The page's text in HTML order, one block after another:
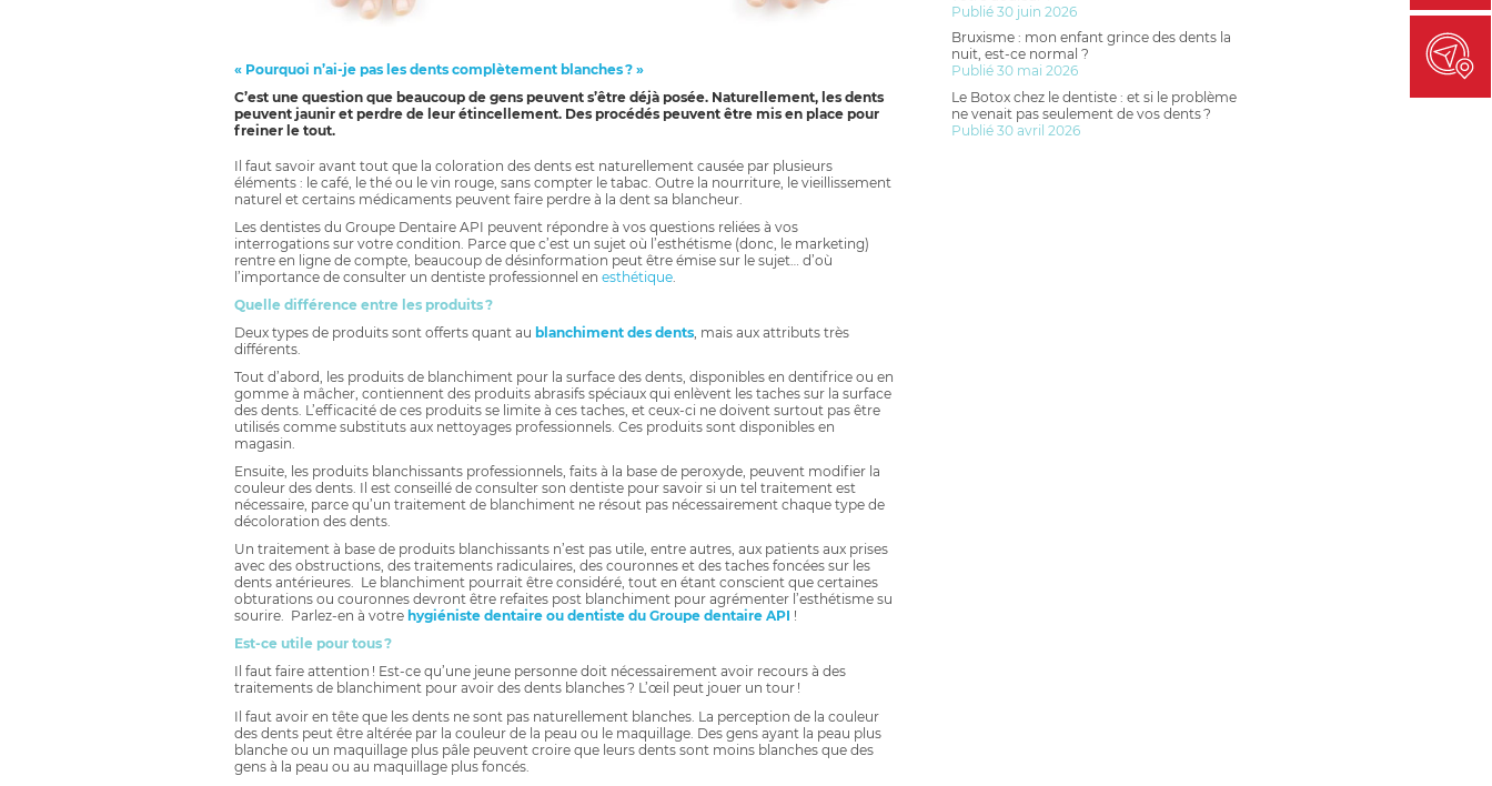
« Pourquoi n’ai-je pas les dents complètement blanches ? »
C’est une question que beaucoup de gens peuvent s’être déjà posée. Naturellement, les dents
peuvent jaunir et perdre de leur étincellement. Des procédés peuvent être mis en place pour
freiner le tout.
Il faut savoir avant tout que la coloration des dents est naturellement causée par plusieurs
éléments : le café, le thé ou le vin rouge, sans compter le tabac. Outre la nourriture, le vieillissement
naturel et certains médicaments peuvent faire perdre à la dent sa blancheur.
Les dentistes du Groupe Dentaire API peuvent répondre à vos questions reliées à vos
interrogations sur votre condition. Parce que c’est un sujet où l’esthétisme (donc, le marketing)
rentre en ligne de compte, beaucoup de désinformation peut être émise sur le sujet… d’où
l’importance de consulter un dentiste professionnel en esthétique
Quelle différence entre les produits ?
Deux types de produits sont offerts quant au blanchiment des dents, mais aux attributs très
différents.
Tout d’abord, les produits de blanchiment pour la surface des dents, disponibles en dentifrice ou en
gomme à mâcher, contiennent des produits abrasifs spéciaux qui enlèvent les taches sur la surface
des dents. L’efficacité de ces produits se limite à ces taches, et ceux-ci ne doivent surtout pas être
utilisés comme substituts aux nettoyages professionnels. Ces produits sont disponibles en
magasin.
Ensuite, les produits blanchissants professionnels, faits à la base de peroxyde, peuvent modifier la
couleur des dents. Il est conseillé de consulter son dentiste pour savoir si un tel traitement est
nécessaire, parce qu’un traitement de blanchiment ne résout pas nécessairement chaque type de
décoloration des dents.
Un traitement à base de produits blanchissants n’est pas utile, entre autres, aux patients aux prises
avec des obstructions, des traitements radiculaires, des couronnes et des taches foncées sur les
dents antérieures. Le blanchiment pourrait être considéré, tout en étant conscient que certaines
obturations ou couronnes devront être refaites post blanchiment pour agrémenter l’esthétisme su
sourire. Parlez-en à votre hygiéniste dentaire ou dentiste du Groupe dentaire API !
Est-ce utile pour tous ?
Il faut faire attention ! Est-ce qu’une jeune personne doit nécessairement avoir recours à des
traitements de blanchiment pour avoir des dents blanches ? L’œil peut jouer un tour !
Il faut avoir en tête que les dents ne sont pas naturellement blanches. La perception de la couleur
des dents peut être altérée par la couleur de la peau ou le maquillage. Des gens ayant la peau plus
blanche ou un maquillage plus pâle peuvent croire que leurs dents sont moins blanches que des
gens à la peau ou au maquillage plus foncés.
Publié 30 juin 2026
Bruxisme : mon enfant grince des dents la
nuit, est-ce normal ?
Publié 30 mai 2026
Le Botox chez le dentiste : et si le problème
ne venait pas seulement de vos dents ?
Publié 30 avril 2026